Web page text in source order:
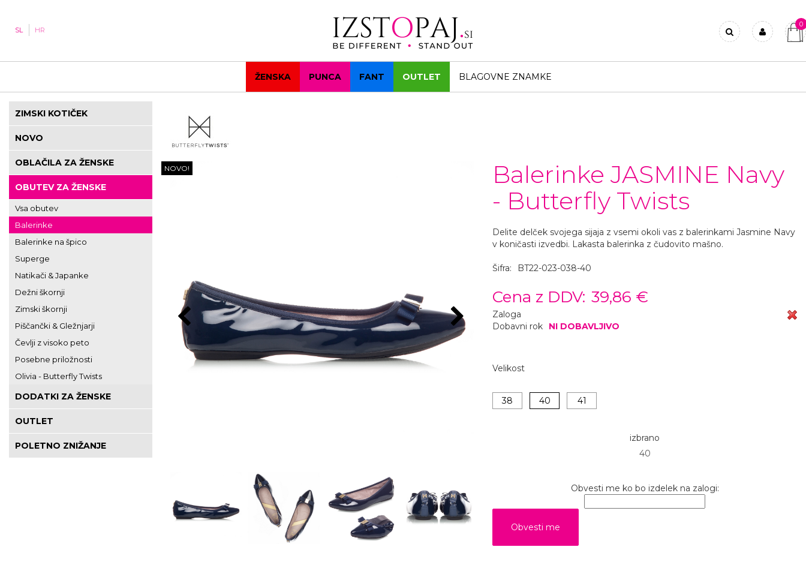
SL HR
0
ŽENSKA PUNCA FANT OUTLET BLAGOVNE ZNAMKE
ZIMSKI KOTIČEK
NOVO
OBLAČILA ZA ŽENSKE
OBUTEV ZA ŽENSKE
Vsa obutev
Balerinke
Balerinke na špico
Superge
Natikači & Japanke
Dežni škornji
Zimski škornji
Piščančki & Gležnjarji
Čevlji z visoko peto
Posebne priložnosti
Olivia - Butterfly Twists
DODATKI ZA ŽENSKE
OUTLET
POLETNO ZNIŽANJE
NOVO!
Balerinke JASMINE Navy
- Butterfly Twists
Delite delček svojega sijaja z vsemi okoli vas z balerinkami Jasmine Navy
v koničasti izvedbi. Lakasta balerinka z čudovito mašno.
Šifra: BT22-023-038-40
Cena z DDV: 39,86 €
Zaloga
Dobavni rok
NI DOBAVLJIVO
Velikost
38 40 41
izbrano
40
Obvesti me ko bo izdelek na zalogi: